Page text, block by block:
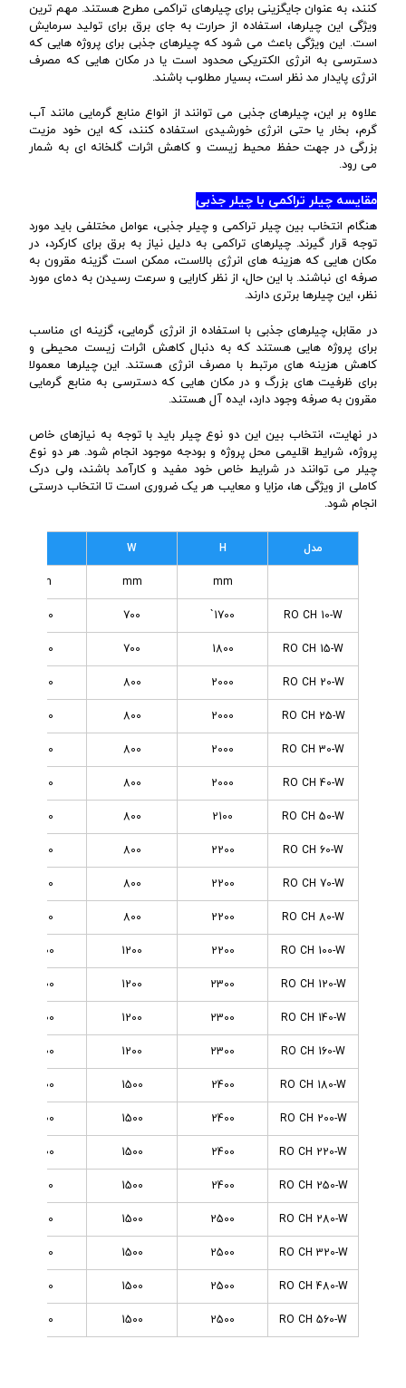
کنند، به عنوان جایگزینی برای چیلرهای تراکمی مطرح هستند. مهم ترین
ویژگی این چیلرها، استفاده از حرارت به جای برق برای تولید سرمایش
است. این ویژگی باعث می شود که چیلرهای جذبی برای پروژه هایی که
دسترسی به انرژی الکتریکی محدود است یا در مکان هایی که مصرف
انرژی پایدار مد نظر است، بسیار مطلوب باشند.
علاوه بر این، چیلرهای جذبی می توانند از انواع منابع گرمایی مانند آب
گرم، بخار یا حتی انرژی خورشیدی استفاده کنند، که این خود مزیت
بزرگی در جهت حفظ محیط زیست و کاهش اثرات گلخانه ای به شمار
می رود.
مقایسه چیلر تراکمی با چیلر جذبی
هنگام انتخاب بین چیلر تراکمی و چیلر جذبی، عوامل مختلفی باید مورد
توجه قرار گیرند. چیلرهای تراکمی به دلیل نیاز به برق برای کارکرد، در
مکان هایی که هزینه های انرژی بالاست، ممکن است گزینه مقرون به
صرفه ای نباشند. با این حال، از نظر کارایی و سرعت رسیدن به دمای مورد
نظر، این چیلرها برتری دارند.
در مقابل، چیلرهای جذبی با استفاده از انرژی گرمایی، گزینه ای مناسب
برای پروژه هایی هستند که به دنبال کاهش اثرات زیست محیطی و
کاهش هزینه های مرتبط با مصرف انرژی هستند. این چیلرها معمولا
برای ظرفیت های بزرگ و در مکان هایی که دسترسی به منابع گرمایی
مقرون به صرفه وجود دارد، ایده آل هستند.
در نهایت، انتخاب بین این دو نوع چیلر باید با توجه به نیازهای خاص
پروژه، شرایط اقلیمی محل پروژه و بودجه موجود انجام شود. هر دو نوع
چیلر می توانند در شرایط خاص خود مفید و کارآمد باشند، ولی درک
کاملی از ویژگی ها، مزایا و معایب هر یک ضروری است تا انتخاب درستی
انجام شود.
مدل H
W
mm
mm
mm
RO CH 10-W
1700`
700
2200
RO CH 15-W
1800
700
2200
RO CH 20-W
2000
800
2200
RO CH 25-W
2000
800
2200
RO CH 30-W
2000
800
2200
RO CH 40-W
2000
800
2800
RO CH 50-W
2100
800
2800
RO CH 60-W
2200
800
2800
RO CH 70-W
2200
800
2800
RO CH 80-W
2200
800
2800
RO CH 100-W
2200
1200
3800
RO CH 120-W
2300
1200
3800
RO CH 140-W
2300
1200
3800
RO CH 160-W
2300
1200
3800
RO CH 180-W
2400
1500
3800
RO CH 200-W
2400
1500
3800
RO CH 220-W
2400
1500
3800
RO CH 250-W
2400
1500
4800
RO CH 280-W
2500
1500
4800
RO CH 320-W
2500
1500
4800
RO CH 480-W
2500
1500
4800
RO CH 560-W
2500
1500
4800